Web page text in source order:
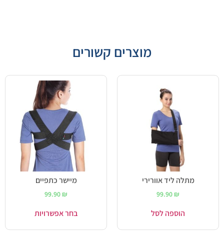
מוצרים קשורים
מתלה ליד אוורירי
99.90 ₪
הוספה לסל
מיישר כתפיים
99.90 ₪
בחר אפשרויות